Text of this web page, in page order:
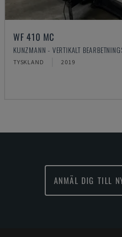
WF 410 MC
KUNZMANN - VERTIKALT
TYSKLAND 2019
ANMÄL DIG TILL